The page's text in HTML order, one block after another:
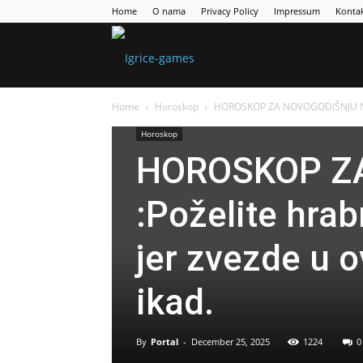
Home O nama Privacy Policy Impressum
Home Horoskop HOROSKOP ZA
Horoskop
HOROSKOP
:Poželite
jer zvezde u
ikad.
By Portal - December 25, 2025 1224 0